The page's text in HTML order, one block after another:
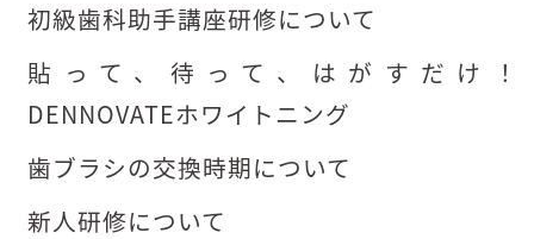
初級歯科助手講座研修について
貼って、待って、はがすだけ！
DENNOVATEホワイトニング
歯ブラシの交換時期について
新人研修について